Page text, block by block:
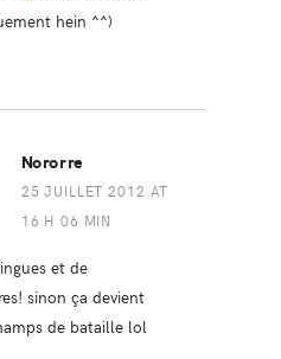
hein ^^)
Nororre
25 JUILLET 2012 AT
16 H 06 MIN
et de
sinon ça devient
de bataille lol